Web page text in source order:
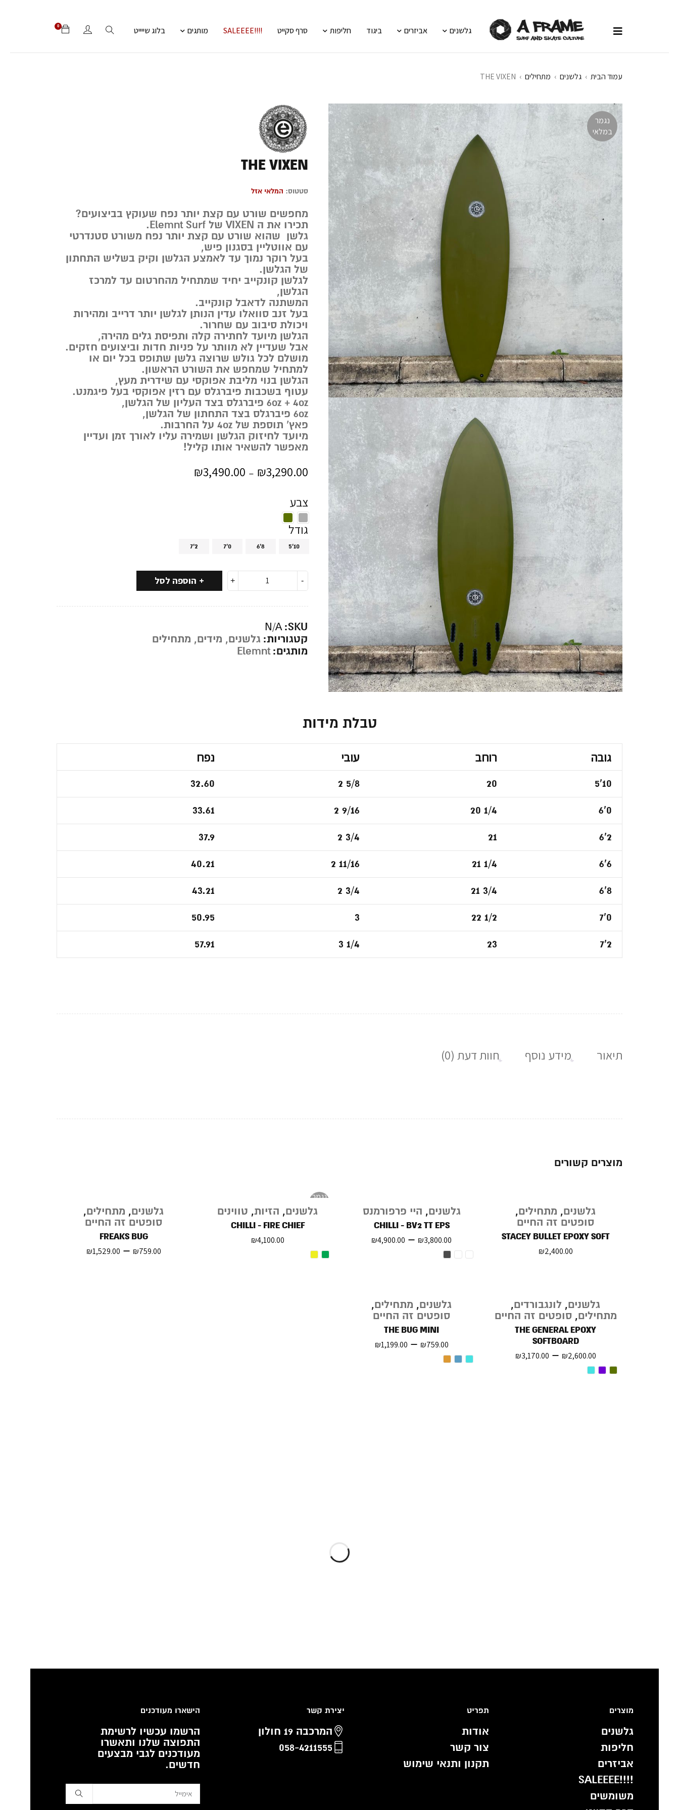
גלשנים אביזרים ביגוד חליפות סרף סקייט !!!!SALEEEE מותגים בלוג שייייט 0
עמוד הבית › גלשנים › מתחילים ›
THE VIXEN
נגמר
במלאי
THE VIXEN
סטטוס: המלאי אזל
מחפשים שורט עם קצת יותר נפח שעוקץ בביצועים?
תכירו את ה VIXEN של Elemnt Surf.
גלשן שהוא שורט עם קצת יותר נפח משורט סטנדרטי
עם אווטליין בסגנון פיש,
בעל רוקר נמוך עד לאמצע הגלשן וקיק בשליש התחתון
של הגלשן.
לגלשן קונקייב יחיד שמתחיל מהחרטום עד למרכז
הגלשן,
המשתנה לדאבל קונקייב.
בעל זנב סוואלו עדין הנותן לגלשן יותר דרייב ומהירות
ויכולת סיבוב עם שחרור.
הגלשן מיועד לחתירה קלה ותפיסת גלים מהירה,
אבל שעדיין לא מוותר על פניות חדות וביצועים חזקים.
מושלם לכל גולש שרוצה גלשן שתופס בכל יום או
למתחיל שמחפש את השורט הראשון.
הגלשן בנוי מליבת אפוקסי עם שידרית מעץ,
עטוף בשכבות פיברגלס עם רזין אפוקסי בעל פיגמנט.
6oz + 4oz פיברגלס בצד העליון של הגלשן,
6oz פיברגלס בצד התחתון של הגלשן,
פאץ’ תוספת של 4oz על החרבות.
מיועד לחיזוק הגלשן ושמירה עליו לאורך זמן ועדיין
מאפשר להשאיר אותו קליל!
₪3,290.00
–
₪3,490.00
צבע
גודל
5'10
6'8
7'0
7'2
הוספה לסל
SKU:
N/A
קטגוריות: גלשנים, מידים, מתחילים
מותגים: Elemnt
טבלת מידות
גובה רוחב עובי נפח
5'10
20
2 5/8
32.60
6'0
20 1/4
2 9/16
33.61
6'2
21
2 3/4
37.9
6'6
21 1/4
2 11/16
40.21
6'8
21 3/4
2 3/4
43.21
7'0
22 1/2
3
50.95
7'2
23
3 1/4
57.91
תיאור מידע נוסף חוות דעת (0)
מוצרים קשורים
גלשנים, מתחילים,
סופטים זה החיים
STACEY BULLET EPOXY SOFT
₪2,400.00
גלשנים, היי פרפורמנס
CHILLI - BV2 TT EPS
₪3,800.00
–
₪4,900.00
נגמר
במלאי
גלשנים, הזיות, טווינים
CHILLI - FIRE CHIEF
₪4,100.00
גלשנים, מתחילים,
סופטים זה החיים
FREAKS BUG
₪759.00
–
₪1,529.00
גלשנים, לונגבורדים,
מתחילים, סופטים זה החיים
THE GENERAL EPOXY
SOFTBOARD
₪2,600.00
–
₪3,170.00
גלשנים, מתחילים,
סופטים זה החיים
THE BUG MINI
₪759.00
–
₪1,199.00
מוצרים
גלשנים
חליפות
אביזרים
!!!!SALEEEE
משומשים
תפריט
אודות
צור קשר
תקנון ותנאי שימוש
יצירת קשר
המרכבה 19 חולון
058-4211555
הישארו מעודכנים
הרשמו עכשיו לרשימת
התפוצה שלנו ותאשרו
מעודכנים לגבי מבצעים
חדשים.